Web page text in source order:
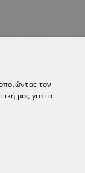
τον
μας για τα